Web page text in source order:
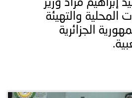
إبراهيم مراد وزير
المحلية والتهيئة
الجزائرية